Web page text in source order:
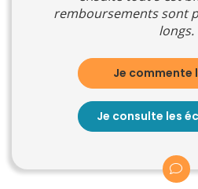
remboursements sont
longs.
Je commente
Je consulte les